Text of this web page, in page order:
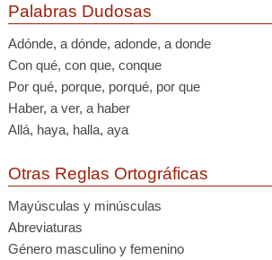
Palabras Dudosas
Adónde, a dónde, adonde, a donde
Con qué, con que, conque
Por qué, porque, porqué, por que
Haber, a ver, a haber
Allá, haya, halla, aya
Otras Reglas Ortográficas
Mayúsculas y minúsculas
Abreviaturas
Género masculino y femenino